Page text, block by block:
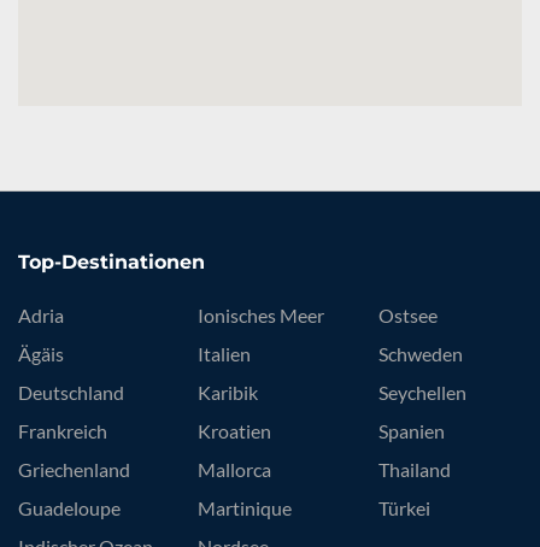
Top-Destinationen
Adria
Ägäis
Deutschland
Frankreich
Griechenland
Guadeloupe
Ionisches Meer
Italien
Karibik
Kroatien
Mallorca
Martinique
Ostsee
Schweden
Seychellen
Spanien
Thailand
Türkei